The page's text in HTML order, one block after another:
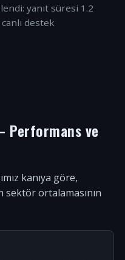
yanıt süresi 1.2
destek
Performans ve
kanıya göre,
ortalamasının